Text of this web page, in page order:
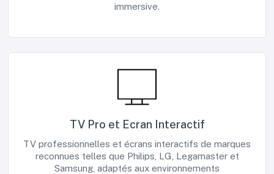
immersive.
TV Pro et Ecran Interactif
TV professionnelles et écrans interactifs de marques
reconnues telles que Philips, LG, Legamaster et
Samsung, adaptés aux environnements